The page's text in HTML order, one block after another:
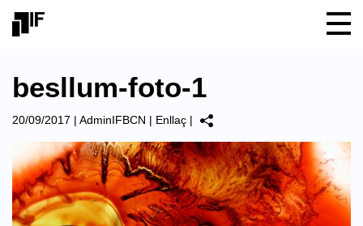
besllum-foto-1
20/09/2017 | AdminIFBCN | Enllaç |